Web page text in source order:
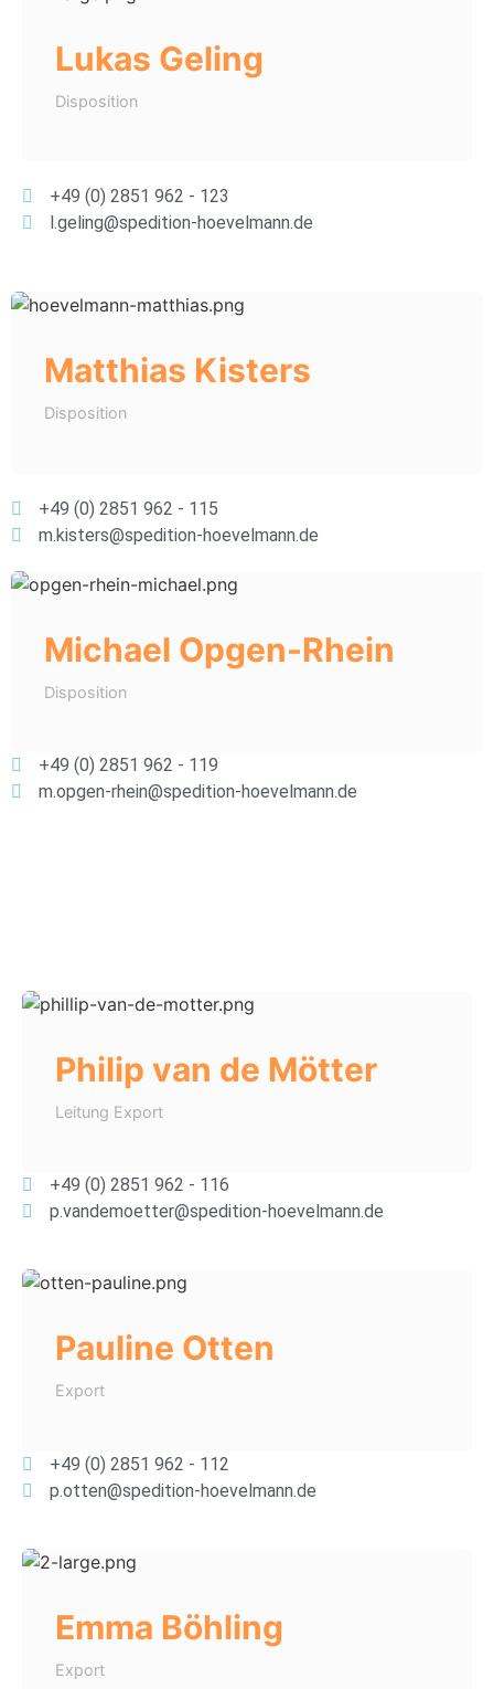
Lukas Geling
Disposition
+49 (0) 2851 962 - 123
l.geling@spedition-hoevelmann.de
Matthias Kisters
Disposition
+49 (0) 2851 962 - 115
m.kisters@spedition-hoevelmann.de
Michael Opgen-Rhein
Disposition
+49 (0) 2851 962 - 119
m.opgen-rhein@spedition-hoevelmann.de
Philip van de Mötter
Leitung Export
+49 (0) 2851 962 - 116
p.vandemoetter@spedition-hoevelmann.de
Pauline Otten
Export
+49 (0) 2851 962 - 112
p.otten@spedition-hoevelmann.de
Emma Böhling
Export